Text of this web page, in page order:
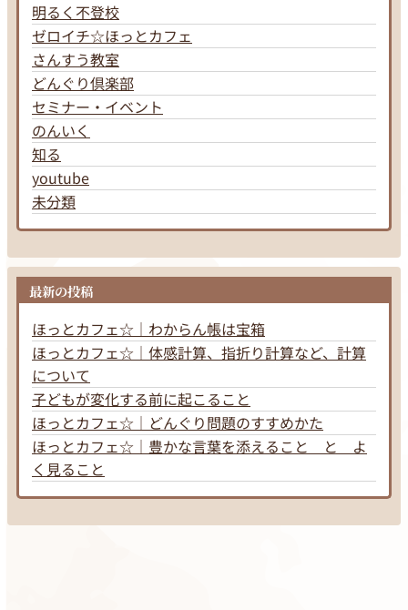
明るく不登校
ゼロイチ☆ほっとカフェ
さんすう教室
どんぐり倶楽部
セミナー・イベント
のんいく
知る
youtube
未分類
最新の投稿
ほっとカフェ☆｜わからん帳は宝箱
ほっとカフェ☆｜体感計算、指折り計算など、計算
について
子どもが変化する前に起こること
ほっとカフェ☆｜どんぐり問題のすすめかた
ほっとカフェ☆｜豊かな言葉を添えること と よ
く見ること